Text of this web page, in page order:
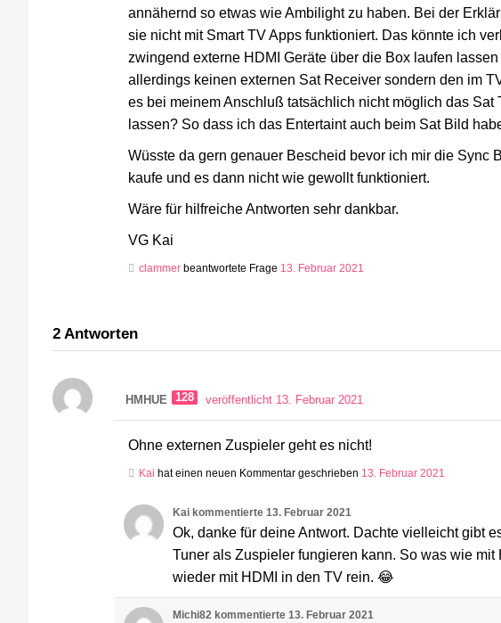
annähernd so etwas wie Ambilight zu haben. Bei der
sie nicht mit Smart TV Apps funktioniert. Das könnte ich
zwingend externe HDMI Geräte über die Box laufen
allerdings keinen externen Sat Receiver sondern den im
es bei meinem Anschluß tatsächlich nicht möglich das
lassen? So dass ich das Entertaint auch beim Sat Bild
Wüsste da gern genauer Bescheid bevor ich mir die Sync
kaufe und es dann nicht wie gewollt funktioniert.
Wäre für hilfreiche Antworten sehr dankbar.
VG Kai
clammer beantwortete Frage 13. Februar 2021
2 Antworten
HMHUE 128 veröffentlicht 13. Februar 2021
Ohne externen Zuspieler geht es nicht!
Kai hat einen neuen Kommentar geschrieben 13. Februar 2021
Kai kommentierte 13. Februar 2021
Ok, danke für deine Antwort. Dachte vielleicht gibt
Tuner als Zuspieler fungieren kann. So was wie
wieder mit HDMI in den TV rein. 😂
Michi82 kommentierte 13. Februar 2021